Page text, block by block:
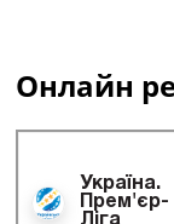
Онлайн